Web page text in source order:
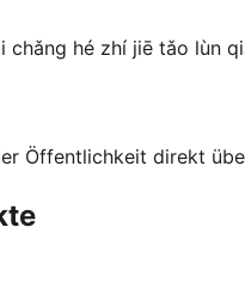
chǎng hé zhí jiē tǎo lùn
Öffentlichkeit direkt